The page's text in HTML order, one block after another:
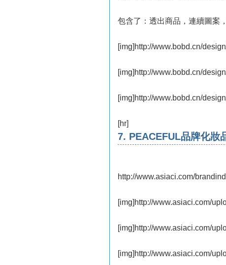
包含了：透出商品，連續圖案
[img]http://www.bobd.cn/
[img]http://www.bobd.cn/
[img]http://www.bobd.cn/
[hr]
7. PEACEFUL品牌化妝
http://www.asiaci.com/
[img]http://www.asiaci.com/
[img]http://www.asiaci.com/
[img]http://www.asiaci.com/